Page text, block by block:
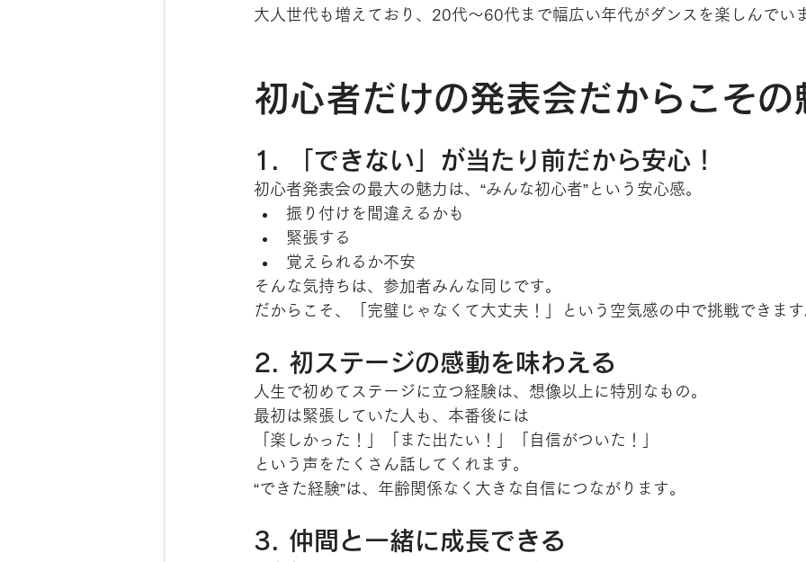
大人世代も増えており、20代〜60代まで幅広い年代がダンスを楽しんでい
初心者だけの発表会だからこその
1. 「できない」が当たり前だから安心！
初心者発表会の最大の魅力は、“みんな初心者”という安心感。
振り付けを間違えるかも
緊張する
覚えられるか不安
そんな気持ちは、参加者みんな同じです。
だからこそ、「完璧じゃなくて大丈夫！」という空気感の中で挑戦できま
2. 初ステージの感動を味わえる
人生で初めてステージに立つ経験は、想像以上に特別なもの。
最初は緊張していた人も、本番後には
「楽しかった！」「また出たい！」「自信がついた！」
という声をたくさん話してくれます。
“できた経験”は、年齢関係なく大きな自信につながります。
3. 仲間と一緒に成長できる